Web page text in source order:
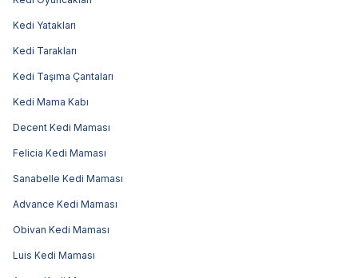
Kedi Yatakları
Kedi Tarakları
Kedi Taşıma Çantaları
Kedi Mama Kabı
Decent Kedi Maması
Felicia Kedi Maması
Sanabelle Kedi Maması
Advance Kedi Maması
Obivan Kedi Maması
Luis Kedi Maması